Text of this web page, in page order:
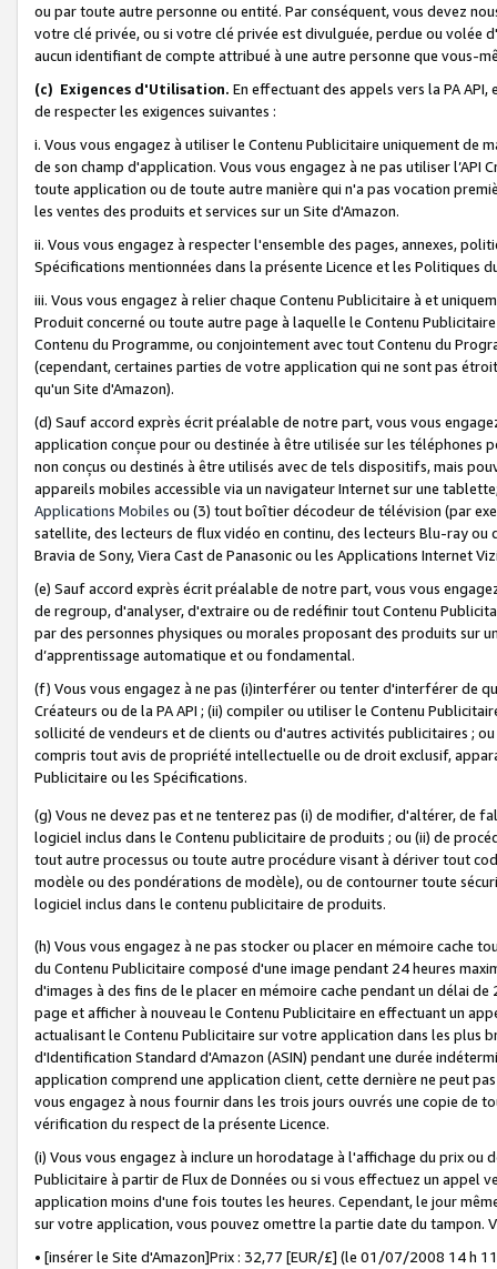
ou par toute autre personne ou entité. Par conséquent, vous devez
votre clé privée, ou si votre clé privée est divulguée, perdue ou volée
aucun identifiant de compte attribué à une autre personne que vous-
(c) Exigences d'Utilisation. En effectuant des appels vers la PA
de respecter les exigences suivantes :
i. Vous vous engagez à utiliser le Contenu Publicitaire uniquement de
de son champ d'application. Vous vous engagez à ne pas utiliser l’API
toute application ou de toute autre manière qui n'a pas vocation
les ventes des produits et services sur un Site d'Amazon.
ii. Vous vous engagez à respecter l'ensemble des pages, annexes,
Spécifications mentionnées dans la présente Licence et les Politiques
iii. Vous vous engagez à relier chaque Contenu Publicitaire à et
Produit concerné ou toute autre page à laquelle le Contenu
Contenu du Programme, ou conjointement avec tout Contenu du
(cependant, certaines parties de votre application qui ne sont pas
qu'un Site d'Amazon).
(d) Sauf accord exprès écrit préalable de notre part, vous vous
application conçue pour ou destinée à être utilisée sur les téléphones
non conçus ou destinés à être utilisés avec de tels dispositifs, mais
appareils mobiles accessible via un navigateur Internet sur une
Applications Mobiles ou (3) tout boîtier décodeur de télévision (par
satellite, des lecteurs de flux vidéo en continu, des lecteurs Blu-ray
Bravia de Sony, Viera Cast de Panasonic ou les Applications Internet
(e) Sauf accord exprès écrit préalable de notre part, vous vous
de regroup, d'analyser, d'extraire ou de redéfinir tout Contenu
par des personnes physiques ou morales proposant des produits sur
d’apprentissage automatique et ou fondamental.
(f) Vous vous engagez à ne pas (i)interférer ou tenter d'interférer de
Créateurs ou de la PA API ; (ii) compiler ou utiliser le Contenu
sollicité de vendeurs et de clients ou d'autres activités publicitaires ;
compris tout avis de propriété intellectuelle ou de droit exclusif,
Publicitaire ou les Spécifications.
(g) Vous ne devez pas et ne tenterez pas (i) de modifier, d'altérer, de
logiciel inclus dans le Contenu publicitaire de produits ; ou (ii) de
tout autre processus ou toute autre procédure visant à dériver tout
modèle ou des pondérations de modèle), ou de contourner toute
logiciel inclus dans le contenu publicitaire de produits.
(h) Vous vous engagez à ne pas stocker ou placer en mémoire cache
du Contenu Publicitaire composé d'une image pendant 24 heures
d'images à des fins de le placer en mémoire cache pendant un délai
page et afficher à nouveau le Contenu Publicitaire en effectuant un
actualisant le Contenu Publicitaire sur votre application dans les plus
d'Identification Standard d'Amazon (ASIN) pendant une durée
application comprend une application client, cette dernière ne peut
vous engagez à nous fournir dans les trois jours ouvrés une copie de
vérification du respect de la présente Licence.
(i) Vous vous engagez à inclure un horodatage à l'affichage du prix
Publicitaire à partir de Flux de Données ou si vous effectuez un appel
application moins d'une fois toutes les heures. Cependant, le jour
sur votre application, vous pouvez omettre la partie date du tampon.
• [insérer le Site d'Amazon]Prix : 32,77 [EUR/£] (le 01/07/2008 14 h